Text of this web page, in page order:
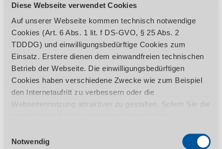
Diese Webseite verwendet Cookies
Auf unserer Webseite kommen technisch notwendige
Cookies (Art. 6 Abs. 1 lit. f DS-GVO, § 25 Abs. 2
TDDDG) und einwilligungsbedürftige Cookies zum
Einsatz. Erstere dienen dem einwandfreien technischen
Betrieb der Webseite. Die einwilligungsbedürftigen
Cookies haben verschiedene Zwecke wie zum Beispiel
den Internetaufritt zu verbessern oder die
Webseitennutzung attraktiver zu gestalten. Sofern Sie die
1 TDDDG erforderlich. Ihre erteilte Einwilligung können
Notwendig
Alle Führungen gehärtet
Zentralschmierung
Handrad mit großem Durchmesser und
Skala
Einfache Bedienung der Schaltelemente
zur Geschwindigkeitsänderung
Verstellbare Schwalbenschwanzführungen
in allen 3 Achsen
Äußerst leiser Betrieb durch im Ölbad
und Z-Achse